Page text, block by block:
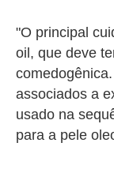
"O principal
oil, que deve
associados a
usado na
para a pele